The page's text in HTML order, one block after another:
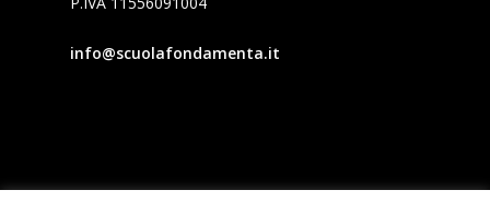
info@scuolafondamenta.it